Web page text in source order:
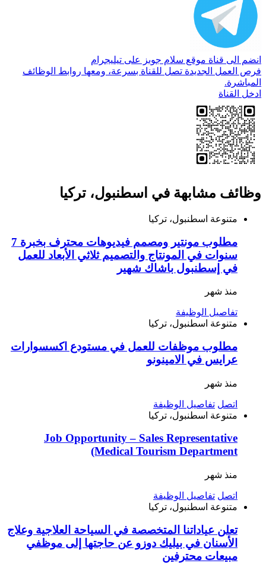
انضم الى قناة موقع سلام جوبز على تيليجرام
فرص العمل الجديدة تصل للقناة بسرعة، ومعها روابط الوظائف
المباشرة.
ادخل القناة
وظائف مشابهة في اسطنبول، تركيا
متنوعة اسطنبول، تركيا
مطلوب مونتير ومصمم فيديوهات محترف بخبرة 7
سنوات في المونتاج والتصميم ثلاثي الأبعاد للعمل
في إسطنبول باشاك شهير
منذ شهر
تفاصيل الوظيفة
متنوعة اسطنبول، تركيا
مطلوب موظفات للعمل في مستودع اكسسوارات
عرايس في الامينونو
منذ شهر
اتصل تفاصيل الوظيفة
متنوعة اسطنبول، تركيا
Job Opportunity – Sales Representative
(Medical Tourism Department
منذ شهر
اتصل تفاصيل الوظيفة
متنوعة اسطنبول، تركيا
تعلن عياداتنا المتخصصة في السياحة العلاجية وعلاج
الأسنان في بيليك دوزو عن حاجتها إلى موظفي
مبيعات محترفين